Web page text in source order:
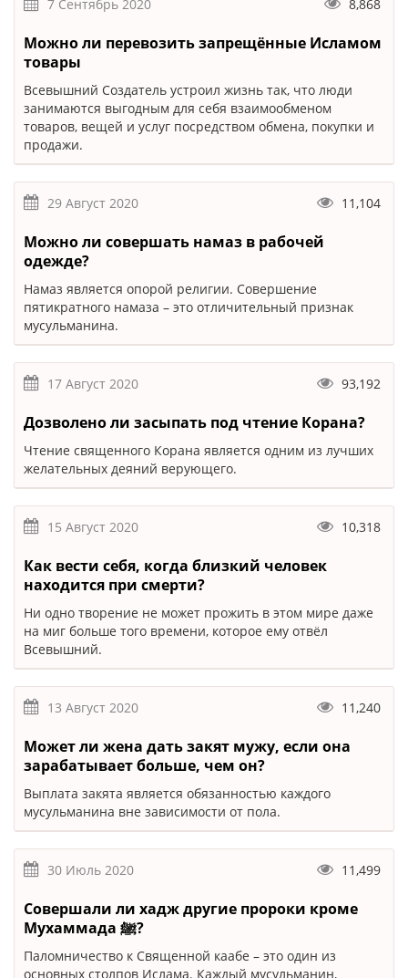
7 Сентябрь 2020 8,868
Можно ли перевозить запрещённые Исламом
товары
Всевышний Создатель устроил жизнь так, что люди
занимаются выгодным для себя взаимообменом
товаров, вещей и услуг посредством обмена, покупки и
продажи.
29 Август 2020 11,104
Можно ли совершать намаз в рабочей
одежде?
Намаз является опорой религии. Совершение
пятикратного намаза – это отличительный признак
мусульманина.
17 Август 2020 93,192
Дозволено ли засыпать под чтение Корана?
Чтение священного Корана является одним из лучших
желательных деяний верующего.
15 Август 2020 10,318
Как вести себя, когда близкий человек
находится при смерти?
Ни одно творение не может прожить в этом мире даже
на миг больше того времени, которое ему отвёл
Всевышний.
13 Август 2020 11,240
Может ли жена дать закят мужу, если она
зарабатывает больше, чем он?
Выплата закята является обязанностью каждого
мусульманина вне зависимости от пола.
30 Июль 2020 11,499
Совершали ли хадж другие пророки кроме
Мухаммада ﷺ?
Паломничество к Священной каабе – это один из
основных столпов Ислама. Каждый мусульманин,